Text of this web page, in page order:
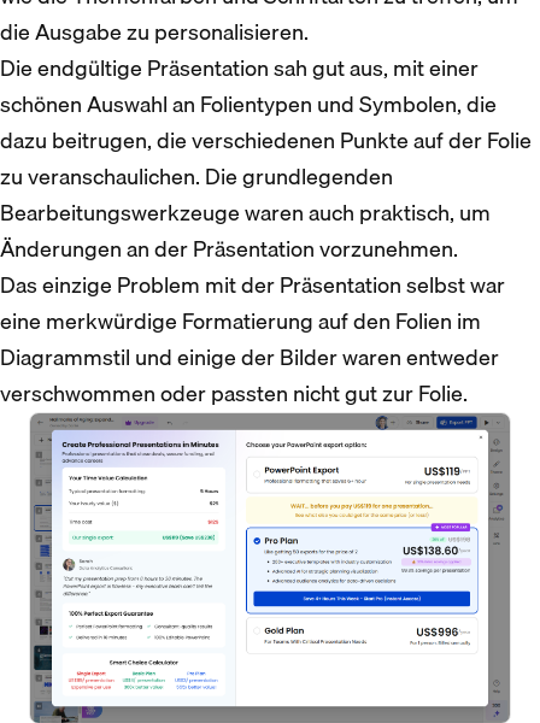
die Ausgabe zu personalisieren.
Die endgültige Präsentation sah gut aus, mit einer
schönen Auswahl an Folientypen und Symbolen, die
dazu beitrugen, die verschiedenen Punkte auf der Folie
zu veranschaulichen. Die grundlegenden
Bearbeitungswerkzeuge waren auch praktisch, um
Änderungen an der Präsentation vorzunehmen.
Das einzige Problem mit der Präsentation selbst war
eine merkwürdige Formatierung auf den Folien im
Diagrammstil und einige der Bilder waren entweder
verschwommen oder passten nicht gut zur Folie.